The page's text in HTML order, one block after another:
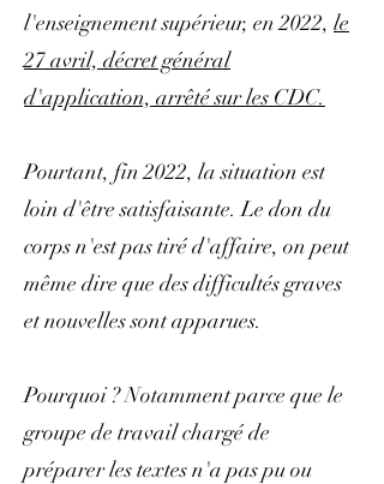
l'enseignement supérieur, en 2022, le
27 avril, décret général
d'application, arrêté sur les CDC.
Pourtant, fin 2022, la situation est
loin d'être satisfaisante. Le don du
corps n'est pas tiré d'affaire, on peut
même dire que des difficultés graves
et nouvelles sont apparues.
Pourquoi ? Notamment parce que le
groupe de travail chargé de
préparer les textes n'a pas pu ou